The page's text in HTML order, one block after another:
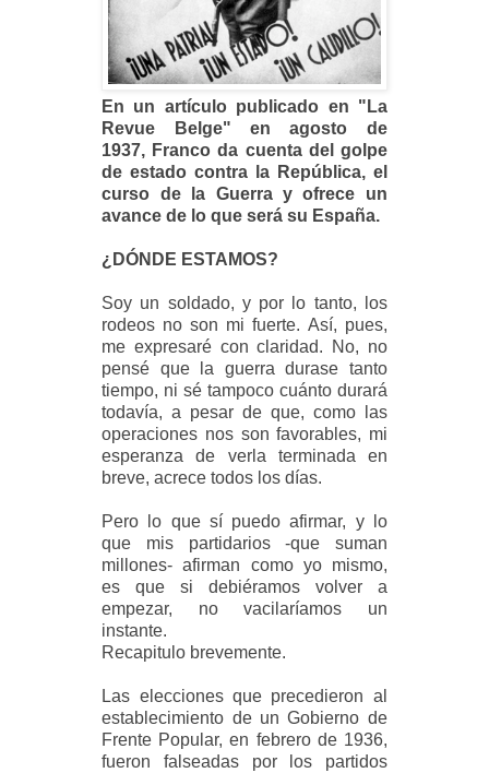
En un artículo publicado en "La
Revue Belge" en agosto de
1937, Franco da cuenta del golpe
de estado contra la República, el
curso de la Guerra y ofrece un
avance de lo que será su España.
¿DÓNDE ESTAMOS?
Soy un soldado, y por lo tanto, los
rodeos no son mi fuerte. Así, pues,
me expresaré con claridad. No, no
pensé que la guerra durase tanto
tiempo, ni sé tampoco cuánto durará
todavía, a pesar de que, como las
operaciones nos son favorables, mi
esperanza de verla terminada en
breve, acrece todos los días.
Pero lo que sí puedo afirmar, y lo
que mis partidarios -que suman
millones- afirman como yo mismo,
es que si debiéramos volver a
empezar, no vacilaríamos un
instante.
Recapitulo brevemente.
Las elecciones que precedieron al
establecimiento de un Gobierno de
Frente Popular, en febrero de 1936,
fueron falseadas por los partidos